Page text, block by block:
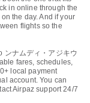
in online through the
the day. And if your
flights so the
ンナムディ・アジキウ
fares, schedules,
local payment
account. You can
Airpaz support 24/7